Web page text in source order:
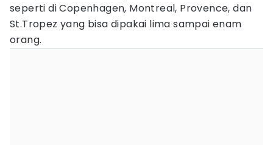
seperti di Copenhagen, Montreal, Provence, dan
St.Tropez yang bisa dipakai lima sampai enam
orang.